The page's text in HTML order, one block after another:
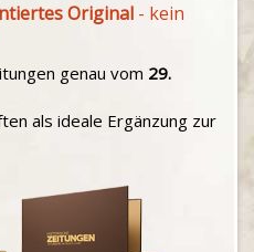
Original - kein
genau vom 29.
als ideale Ergänzung zur